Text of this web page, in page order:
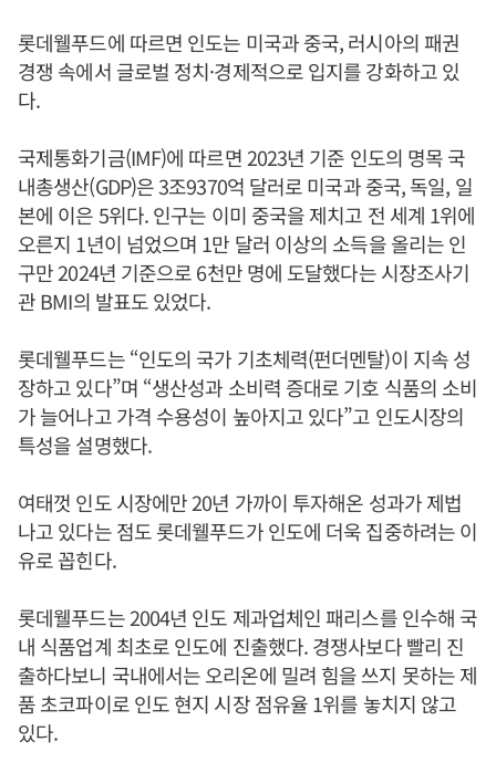
롯데웰푸드에 따르면 인도는 미국과 중국, 러시아의 패권
경쟁 속에서 글로벌 정치·경제적으로 입지를 강화하고 있
다.
국제통화기금(IMF)에 따르면 2023년 기준 인도의 명목 국
내총생산(GDP)은 3조9370억 달러로 미국과 중국, 독일, 일
본에 이은 5위다. 인구는 이미 중국을 제치고 전 세계 1위에
오른지 1년이 넘었으며 1만 달러 이상의 소득을 올리는 인
구만 2024년 기준으로 6천만 명에 도달했다는 시장조사기
관 BMI의 발표도 있었다.
롯데웰푸드는 “인도의 국가 기초체력(펀더멘탈)이 지속 성
장하고 있다”며 “생산성과 소비력 증대로 기호 식품의 소비
가 늘어나고 가격 수용성이 높아지고 있다”고 인도시장의
특성을 설명했다.
여태껏 인도 시장에만 20년 가까이 투자해온 성과가 제법
나고 있다는 점도 롯데웰푸드가 인도에 더욱 집중하려는 이
유로 꼽힌다.
롯데웰푸드는 2004년 인도 제과업체인 패리스를 인수해 국
내 식품업계 최초로 인도에 진출했다. 경쟁사보다 빨리 진
출하다보니 국내에서는 오리온에 밀려 힘을 쓰지 못하는 제
품 초코파이로 인도 현지 시장 점유율 1위를 놓치지 않고
있다.